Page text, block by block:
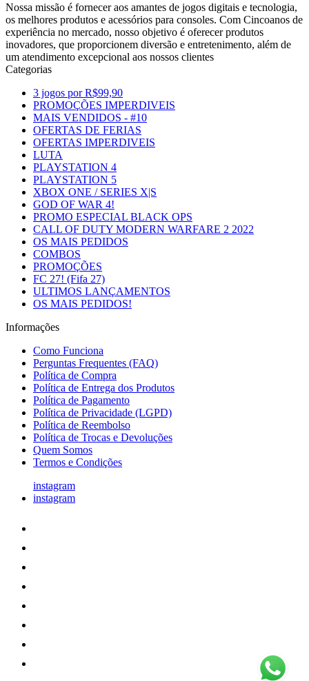
Nossa missão é fornecer aos amantes de jogos digitais e tecnologia,
os melhores produtos e acessórios para consoles. Com Cincoanos de
experiência no mercado, nosso objetivo é oferecer produtos
inovadores, que proporcionem diversão e entretenimento, além de
um atendimento excepcional aos nossos clientes
Categorias
3 jogos por R$99,90
PROMOÇÕES IMPERDIVEIS
MAIS VENDIDOS - #10
OFERTAS DE FERIAS
OFERTAS IMPERDIVEIS
LUTA
PLAYSTATION 4
PLAYSTATION 5
XBOX ONE / SERIES X|S
GOD OF WAR 4!
PROMO ESPECIAL BLACK OPS
CALL OF DUTY MODERN WARFARE 2 2022
OS MAIS PEDIDOS
COMBOS
PROMOÇÕES
FC 27! (Fifa 27)
ULTIMOS LANÇAMENTOS
OS MAIS PEDIDOS!
Informações
Como Funciona
Perguntas Frequentes (FAQ)
Política de Compra
Política de Entrega dos Produtos
Política de Pagamento
Política de Privacidade (LGPD)
Política de Reembolso
Política de Trocas e Devoluções
Quem Somos
Termos e Condições
instagram
instagram